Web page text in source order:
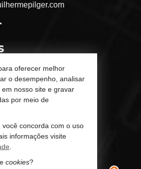
Personalizada
oferecer melhor
o desempenho, analisar
nosso site e gravar
por meio de
você concorda com o uso
informações visite
cookies?